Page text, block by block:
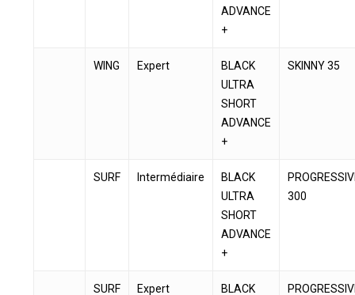
ADVANCE
+
WING Expert
BLACK
ULTRA
SHORT
ADVANCE
+
SKINNY 35
SURF Intermédiaire
BLACK
ULTRA
SHORT
ADVANCE
+
300
SURF Expert
BLACK